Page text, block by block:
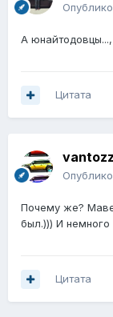
А
Цитата
Почему же?
был.))) И
Цитата